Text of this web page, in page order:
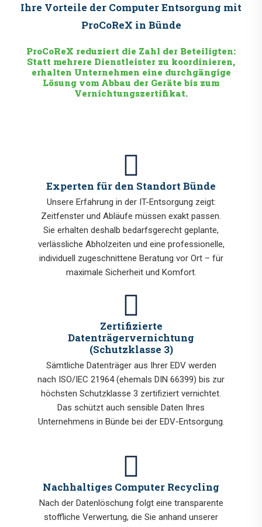
Ihre Vorteile der Computer Entsorgung mit
ProCoReX in Bünde
ProCoReX reduziert die Zahl der Beteiligten:
Statt mehrere Dienstleister zu koordinieren,
erhalten Unternehmen eine durchgängige
Lösung vom Abbau der Geräte bis zum
Vernichtungszertifikat.
Experten für den Standort Bünde
Unsere Erfahrung in der IT-Entsorgung zeigt:
Zeitfenster und Abläufe müssen exakt passen.
Sie erhalten deshalb bedarfsgerecht geplante,
verlässliche Abholzeiten und eine professionelle,
individuell zugeschnittene Beratung vor Ort – für
maximale Sicherheit und Komfort.
Zertifizierte
Datenträgervernichtung
(Schutzklasse 3)
Sämtliche Datenträger aus Ihrer EDV werden
nach ISO/IEC 21964 (ehemals DIN 66399) bis zur
höchsten Schutzklasse 3 zertifiziert vernichtet.
Das schützt auch sensible Daten Ihres
Unternehmens in Bünde bei der EDV-Entsorgung.
Nachhaltiges Computer Recycling
Nach der Datenlöschung folgt eine transparente
stoffliche Verwertung, die Sie anhand unserer